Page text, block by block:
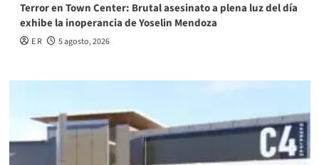
Terror en Town Center: Brutal asesinato a plena luz del día
exhibe la inoperancia de Yoselin Mendoza
E R 5 agosto, 2026